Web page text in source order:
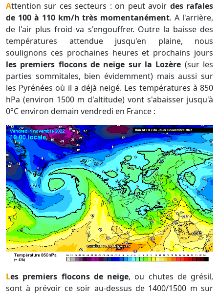
Attention sur ces secteurs : on peut avoir des rafales
de 100 à 110 km/h très momentanément. A l'arrière,
de l'air plus froid va s'engouffrer. Outre la baisse des
températures attendue jusqu'en plaine, nous
soulignons ces prochaines heures et prochains jours
les premiers flocons de neige sur la Lozère (sur les
parties sommitales, bien évidemment) mais aussi sur
les Pyrénées où il a déjà neigé. Les températures à 850
hPa (environ 1500 m d'altitude) vont s'abaisser jusqu'à
0°C environ demain vendredi en France :
Les premiers flocons de neige, ou chutes de grésil,
sont à prévoir ce soir au-dessus de 1400/1500 m sur